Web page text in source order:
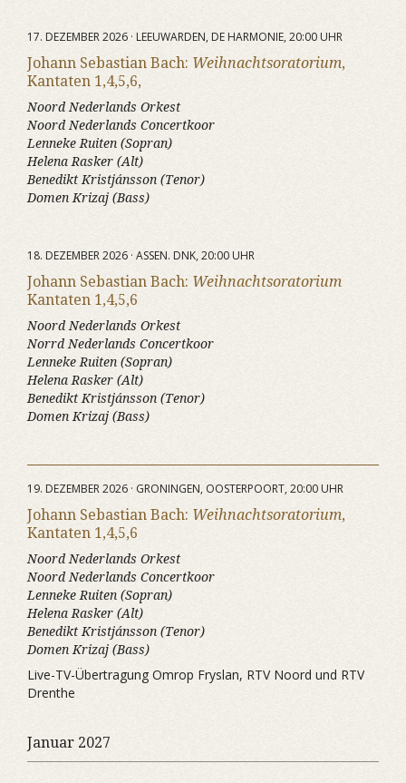
17. DEZEMBER 2026 · LEEUWARDEN, DE HARMONIE, 20:00 UHR
Johann Sebastian Bach: Weihnachtsoratorium,
Kantaten 1,4,5,6,
Noord Nederlands Orkest
Noord Nederlands Concertkoor
Lenneke Ruiten (Sopran)
Helena Rasker (Alt)
Benedikt Kristjánsson (Tenor)
Domen Krizaj (Bass)
18. DEZEMBER 2026 · ASSEN. DNK, 20:00 UHR
Johann Sebastian Bach: Weihnachtsoratorium
Kantaten 1,4,5,6
Noord Nederlands Orkest
Norrd Nederlands Concertkoor
Lenneke Ruiten (Sopran)
Helena Rasker (Alt)
Benedikt Kristjánsson (Tenor)
Domen Krizaj (Bass)
19. DEZEMBER 2026 · GRONINGEN, OOSTERPOORT, 20:00 UHR
Johann Sebastian Bach: Weihnachtsoratorium,
Kantaten 1,4,5,6
Noord Nederlands Orkest
Noord Nederlands Concertkoor
Lenneke Ruiten (Sopran)
Helena Rasker (Alt)
Benedikt Kristjánsson (Tenor)
Domen Krizaj (Bass)
Live-TV-Übertragung Omrop Fryslan, RTV Noord und RTV
Drenthe
Januar 2027